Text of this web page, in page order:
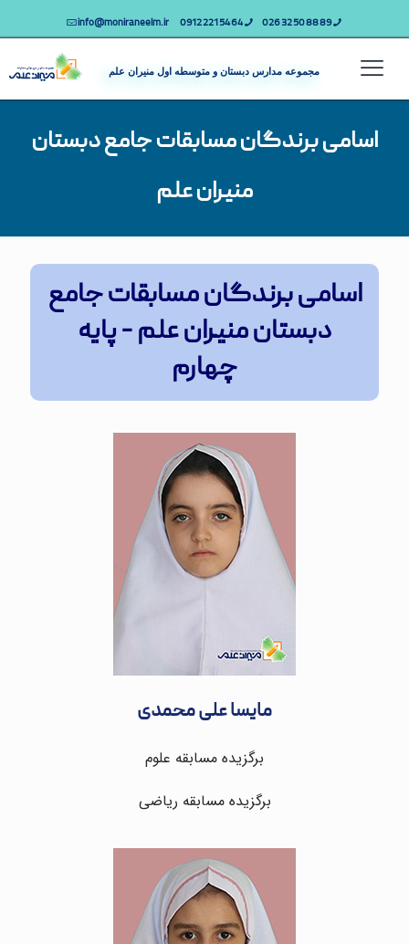
89 88 50 32 026
64 54 221 0912
info@moniraneelm.ir
مجموعه مدارس دبستان و متوسطه اول منیران علم
اسامی برندگان مسابقات جامع دبستان
منیران علم
اسامی برندگان مسابقات جامع
دبستان منیران علم - پایه
چهارم
مایسا علی محمدی
برگزیده مسابقه علوم
برگزیده مسابقه ریاضی